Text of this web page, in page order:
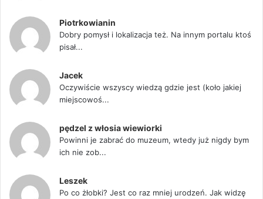
Piotrkowianin
Dobry pomysł i lokalizacja też. Na innym portalu ktoś
pisał...
Jacek
Oczywiście wszyscy wiedzą gdzie jest (koło jakiej
miejscowoś...
pędzel z włosia wiewiorki
Powinni je zabrać do muzeum, wtedy już nigdy bym
ich nie zob...
Leszek
Po co żłobki? Jest co raz mniej urodzeń. Jak widzę